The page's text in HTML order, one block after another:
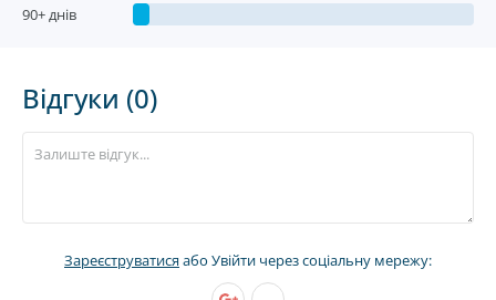
90+ днів
Відгуки (0)
Зареєструватисяабо Увійти через соціальну мережу: